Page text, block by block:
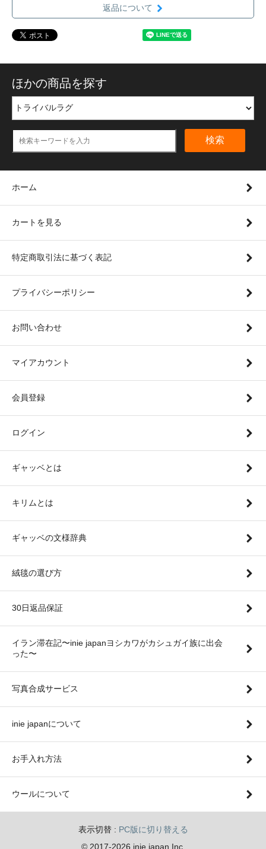
返品について
ほかの商品を探す
検索
ホーム
カートを見る
特定商取引法に基づく表記
プライバシーポリシー
お問い合わせ
マイアカウント
会員登録
ログイン
ギャッベとは
キリムとは
ギャッベの文様辞典
絨毯の選び方
30日返品保証
イラン滞在記〜inie japanヨシカワがカシュガイ族に出会
った〜
写真合成サービス
inie japanについて
お手入れ方法
ウールについて
表示切替 : PC版に切り替える
© 2017-2026 inie japan Inc.